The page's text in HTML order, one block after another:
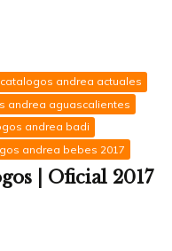
catalogos andrea actuales
andrea aguascalientes
andrea badi
andrea bebes 2017
| Oficial 2017